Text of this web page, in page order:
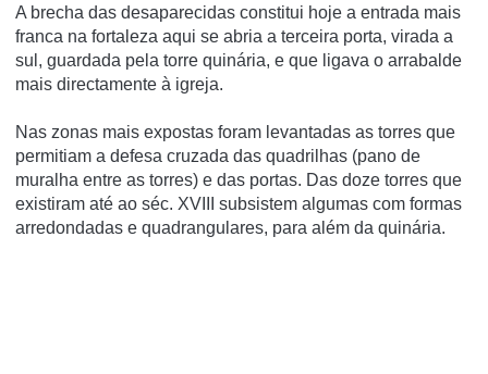
A brecha das desaparecidas constitui hoje a entrada mais
franca na fortaleza aqui se abria a terceira porta, virada a
sul, guardada pela torre quinária, e que ligava o arrabalde
mais directamente à igreja.
Nas zonas mais expostas foram levantadas as torres que
permitiam a defesa cruzada das quadrilhas (pano de
muralha entre as torres) e das portas. Das doze torres que
existiram até ao séc. XVIII subsistem algumas com formas
arredondadas e quadrangulares, para além da quinária.